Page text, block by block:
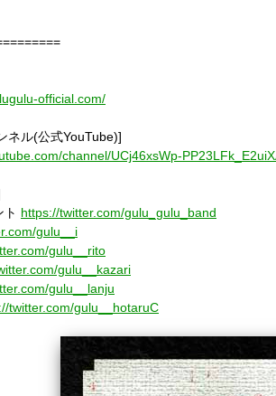
official.com/
ネル(公式YouTube)]
channel/UCj46xsWp-
https://twitter.com/gulu_gulu_band
gulu__i
gulu__rito
gulu__kazari
gulu__lanju
twitter.com/gulu__hotaruC